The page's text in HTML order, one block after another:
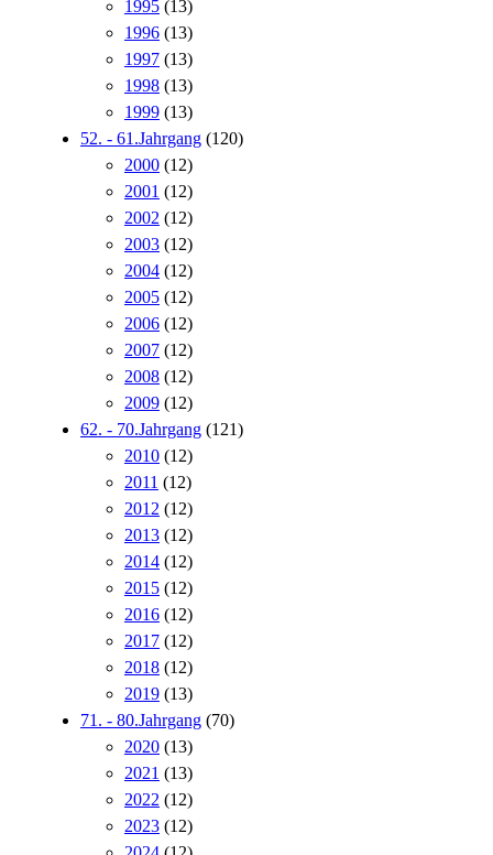
1995 (13)
1996 (13)
1997 (13)
1998 (13)
1999 (13)
52. - 61.Jahrgang (120)
2000 (12)
2001 (12)
2002 (12)
2003 (12)
2004 (12)
2005 (12)
2006 (12)
2007 (12)
2008 (12)
2009 (12)
62. - 70.Jahrgang (121)
2010 (12)
2011 (12)
2012 (12)
2013 (12)
2014 (12)
2015 (12)
2016 (12)
2017 (12)
2018 (12)
2019 (13)
71. - 80.Jahrgang (70)
2020 (13)
2021 (13)
2022 (12)
2023 (12)